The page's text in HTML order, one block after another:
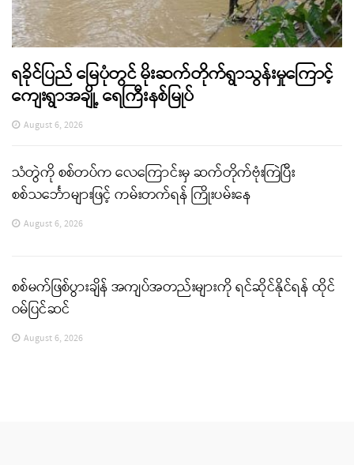
ရခိုင်ပြည် မြေပုံတွင် မိုးဆက်တိုက်ရွာသွန်းမှုကြောင့်
ကျေးရွာအချို့ ရေကြီးနစ်မြုပ်
August 6, 2026
သံတွဲကို စစ်တပ်က လေကြောင်းမှ ဆက်တိုက်ဗုံးကြဲပြီး
စစ်သင်္ဘောများဖြင့် ကမ်းတက်ရန် ကြိုးပမ်းနေ
August 6, 2026
စစ်မက်ဖြစ်ပွားချိန် အကျပ်အတည်းများကို ရင်ဆိုင်နိုင်ရန် ထိုင်
ဝမ်ပြင်ဆင်
August 6, 2026